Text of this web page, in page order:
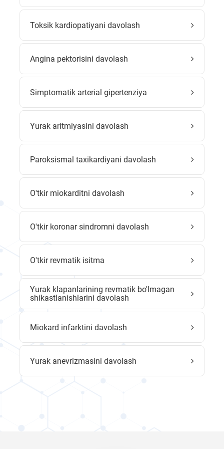
Toksik kardiopatiyani davolash
Angina pektorisini davolash
Simptomatik arterial gipertenziya
Yurak aritmiyasini davolash
Paroksismal taxikardiyani davolash
O'tkir miokarditni davolash
O'tkir koronar sindromni davolash
O'tkir revmatik isitma
Yurak klapanlarining revmatik bo'lmagan
shikastlanishlarini davolash
Miokard infarktini davolash
Yurak anevrizmasini davolash